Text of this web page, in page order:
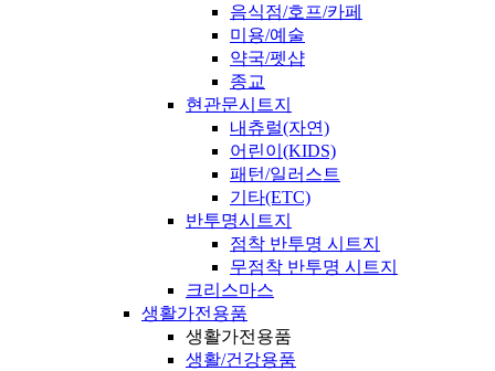
음식점/호프/카페
미용/예술
약국/펫샵
종교
현관문시트지
내츄럴(자연)
어린이(KIDS)
패턴/일러스트
기타(ETC)
반투명시트지
점착 반투명 시트지
무점착 반투명 시트지
크리스마스
생활가전용품
생활가전용품
생활/건강용품